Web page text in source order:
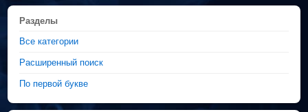
Разделы
Все категории
Расширенный поиск
По первой букве